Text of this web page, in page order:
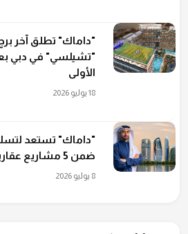
"داماك" تطلق آخر
"تشيلسي" في دبي
الأولى
18 يوليو 2026
ضمن 5 مشاريع عقارية في دبي خلال 2026
8 يوليو 2026